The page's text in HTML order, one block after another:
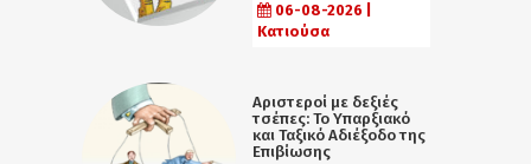
06-08-2026 |
Κατιούσα
Αριστεροί με δεξιές
τσέπες: Το Υπαρξιακό
και Ταξικό Αδιέξοδο της
Επιβίωσης